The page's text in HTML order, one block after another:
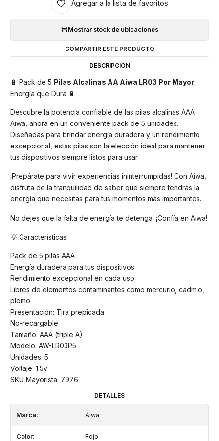
Agregar a la lista de favoritos
Mostrar stock de ubicaciones
COMPARTIR ESTE PRODUCTO
DESCRIPCIÓN
🔋 Pack de 5 Pilas Alcalinas AA Aiwa LR03 Por Mayor:
Energía que Dura 🔋
Descubre la potencia confiable de las pilas alcalinas AAA
Aiwa, ahora en un conveniente pack de 5 unidades.
Diseñadas para brindar energía duradera y un rendimiento
excepcional, estas pilas son la elección ideal para mantener
tus dispositivos siempre listos para usar.
¡Prepárate para vivir experiencias ininterrumpidas! Con Aiwa,
disfruta de la tranquilidad de saber que siempre tendrás la
energía que necesitas para tus momentos más importantes.
No dejes que la falta de energía te detenga. ¡Confía en Aiwa!
💡 Características:
Pack de 5 pilas AAA
Energía duradera para tus dispositivos
Rendimiento excepcional en cada uso
Libres de elementos contaminantes como mercurio, cadmio,
plomo
Presentación: Tira prepicada
No-recargable
Tamaño: AAA (triple A)
Modelo: AW-LR03P5
Unidades: 5
Voltaje: 1.5v
SKU Mayorista: 7976
DETALLES
Marca: Aiwa
Color: Rojo